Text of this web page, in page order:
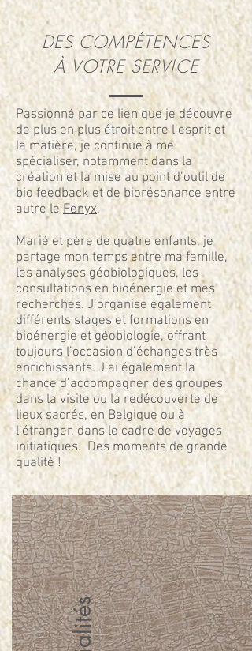
DES COMPÉTENCES
À VOTRE SERVICE
Passionné par ce lien que je découvre
de plus en plus étroit entre l’esprit et
la matière, je continue à me
spécialiser, notamment dans la
création et la mise au point d’outil de
bio feedback et de biorésonance entre
autre le Fenyx.
Marié et père de quatre enfants, je
partage mon temps entre ma famille,
les analyses géobiologiques, les
consultations en bioénergie et mes
recherches. J’organise également
différents stages et formations en
bioénergie et géobiologie, offrant
toujours l’occasion d’échanges très
enrichissants. J’ai également la
chance d’accompagner des groupes
dans la visite ou la redécouverte de
lieux sacrés, en Belgique ou à
l’étranger, dans le cadre de voyages
initiatiques. Des moments de grande
qualité !